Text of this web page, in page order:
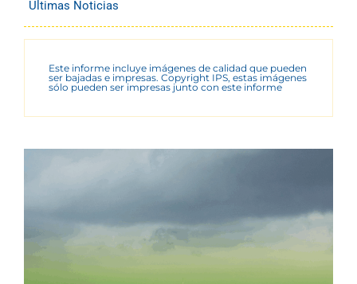
Últimas Noticias
Este informe incluye imágenes de calidad que pueden
ser bajadas e impresas. Copyright IPS, estas imágenes
sólo pueden ser impresas junto con este informe